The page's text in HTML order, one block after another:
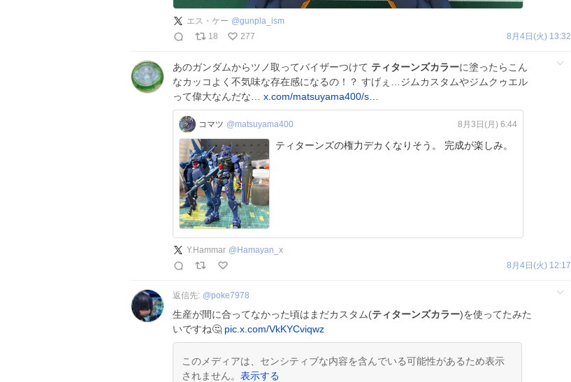
エス・ケー @gunpla_ism
18
277 8月4日(火) 13:32
あのガンダムからツノ取ってバイザーつけて ティターンズカラーに塗ったらこん
なカッコよく不気味な存在感になるの！？ すげぇ…ジムカスタムやジムクゥエル
って偉大なんだな… x.com/matsuyama400/s…
コマツ @matsuyama400 8月3日(月) 6:44
ティターンズの権力デカくなりそう。 完成が楽しみ。
Y.Hammar @ Hamayan_x
8月4日(火) 12:17
返信先: @poke7978
生産が間に合ってなかった頃はまだカスタム(ティターンズカラー)を使ってたみた
いですね🤔 pic.x.com/VkKYCviqwz
このメディアは、センシティブな内容を含んでいる可能性があるため表示
されません。 表示する